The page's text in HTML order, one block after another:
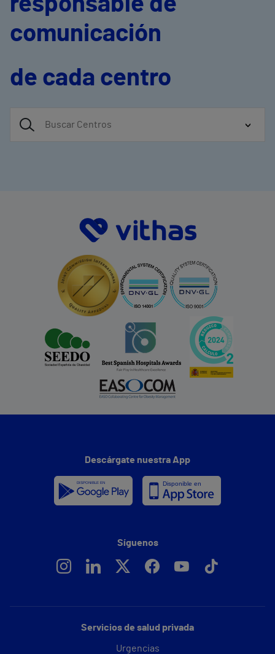
comunicación
de cada centro
Servicios de salud privada
Urgencias
Descárgate nuestra App
Síguenos